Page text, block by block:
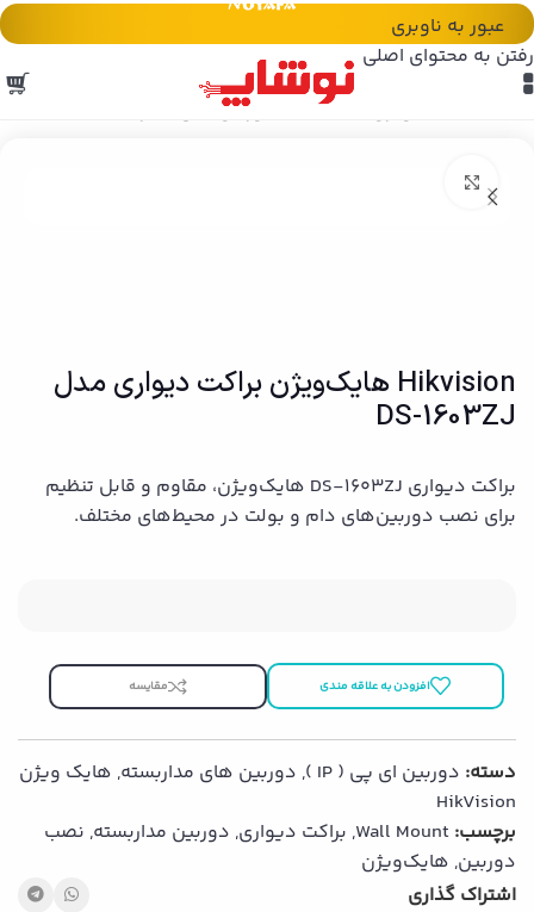
عبور به ناوبری
رفتن به محتوای اصلی
دوربین های مداربسته
Hikvision هایک‌ویژن براکت دیواری مدل
DS-1603ZJ
براکت دیواری DS-1603ZJ هایک‌ویژن، مقاوم و قابل تنظیم
برای نصب دوربین‌های دام و بولت در محیط‌های مختلف.
افزودن به علاقه مندی مقایسه
دسته: دوربین ای پی ( IP ) , دوربین های مداربسته, هایک ویژن
HikVision
برچسب: Wall Mount
, براکت دیواری, دوربین مداربسته, نصب
دوربین, هایک‌ویژن
اشتراک گذاری